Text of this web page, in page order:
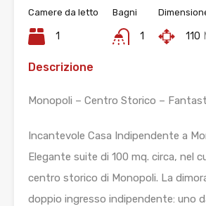
Camere da letto
1
Bagni
1 110
Descrizione
Monopoli – Centro Storico –
Incantevole Casa Indipendente a
Elegante suite di 100 mq. circa, nel
centro storico di Monopoli. La
doppio ingresso indipendente: uno